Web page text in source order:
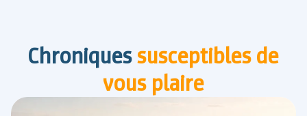
Chroniquessusceptibles de
vous plaire